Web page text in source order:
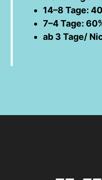
14–8 Tage:
7–4 Tage:
ab 3 Tage/